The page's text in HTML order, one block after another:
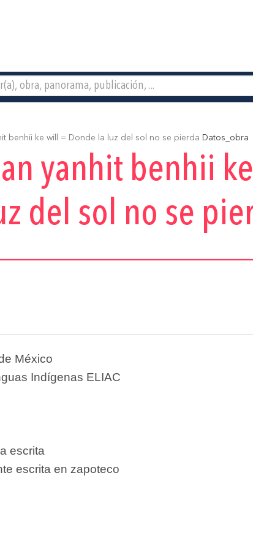
benhii ke will = Donde la luz del sol no se pierda Datos_obra
yanhit benhii
del sol no se
México
Indígenas ELIAC
escrita
escrita en zapoteco